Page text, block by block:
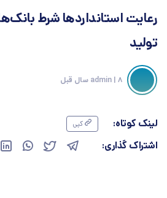
رعایت استانداردها شرط
تولید
admin | 8 سال قبل
لینک کوتاه: کپی
اشتراک گذاری: